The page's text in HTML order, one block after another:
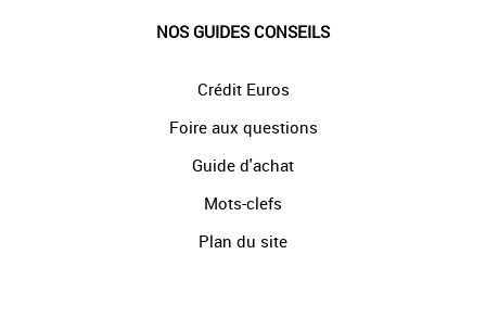
NOS GUIDES CONSEILS
Crédit Euros
Foire aux questions
Guide d'achat
Mots-clefs
Plan du site